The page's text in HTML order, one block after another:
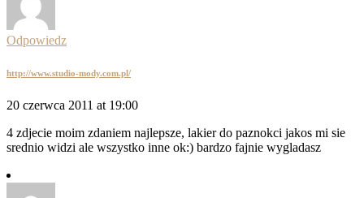
Odpowiedz
http://www.studio-mody.com.pl/
20 czerwca 2011 at 19:00
4 zdjecie moim zdaniem najlepsze, lakier do paznokci jakos mi sie
srednio widzi ale wszystko inne ok:) bardzo fajnie wygladasz